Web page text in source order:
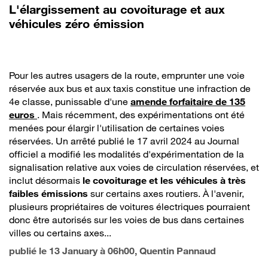
L'élargissement au covoiturage et aux
véhicules zéro émission
Pour les autres usagers de la route, emprunter une voie
réservée aux bus et aux taxis constitue une infraction de
4e classe, punissable d'une amende forfaitaire de 135
euros . Mais récemment, des expérimentations ont été
menées pour élargir l'utilisation de certaines voies
réservées. Un arrêté publié le 17 avril 2024 au Journal
officiel a modifié les modalités d'expérimentation de la
signalisation relative aux voies de circulation réservées, et
inclut désormais le covoiturage et les véhicules à très
faibles émissions sur certains axes routiers. À l'avenir,
plusieurs propriétaires de voitures électriques pourraient
donc être autorisés sur les voies de bus dans certaines
villes ou certains axes...
publié le 13 January à 06h00, Quentin Pannaud